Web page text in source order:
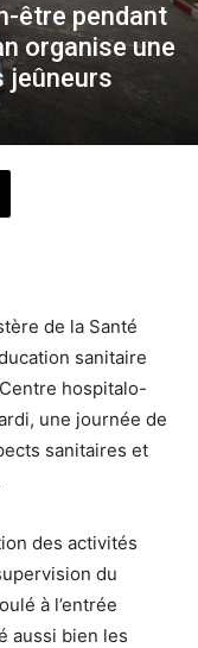
être pendant
organise une
jeûneurs
de la Santé
sanitaire
hospitalo-
une journée de
sanitaires et
des activités
du
à l’entrée
aussi bien les